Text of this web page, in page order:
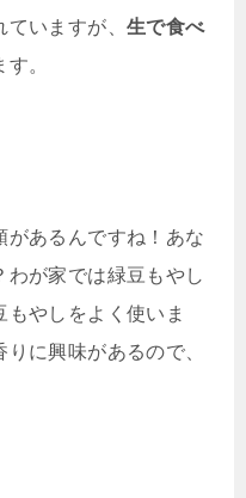
いますが、 生で食べ
。
があるんですね！あな
わが家では緑豆もやし
やしをよく使いま
に興味があるので、